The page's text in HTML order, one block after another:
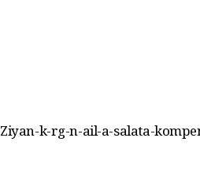
k-rg-n-ail-a-salata-